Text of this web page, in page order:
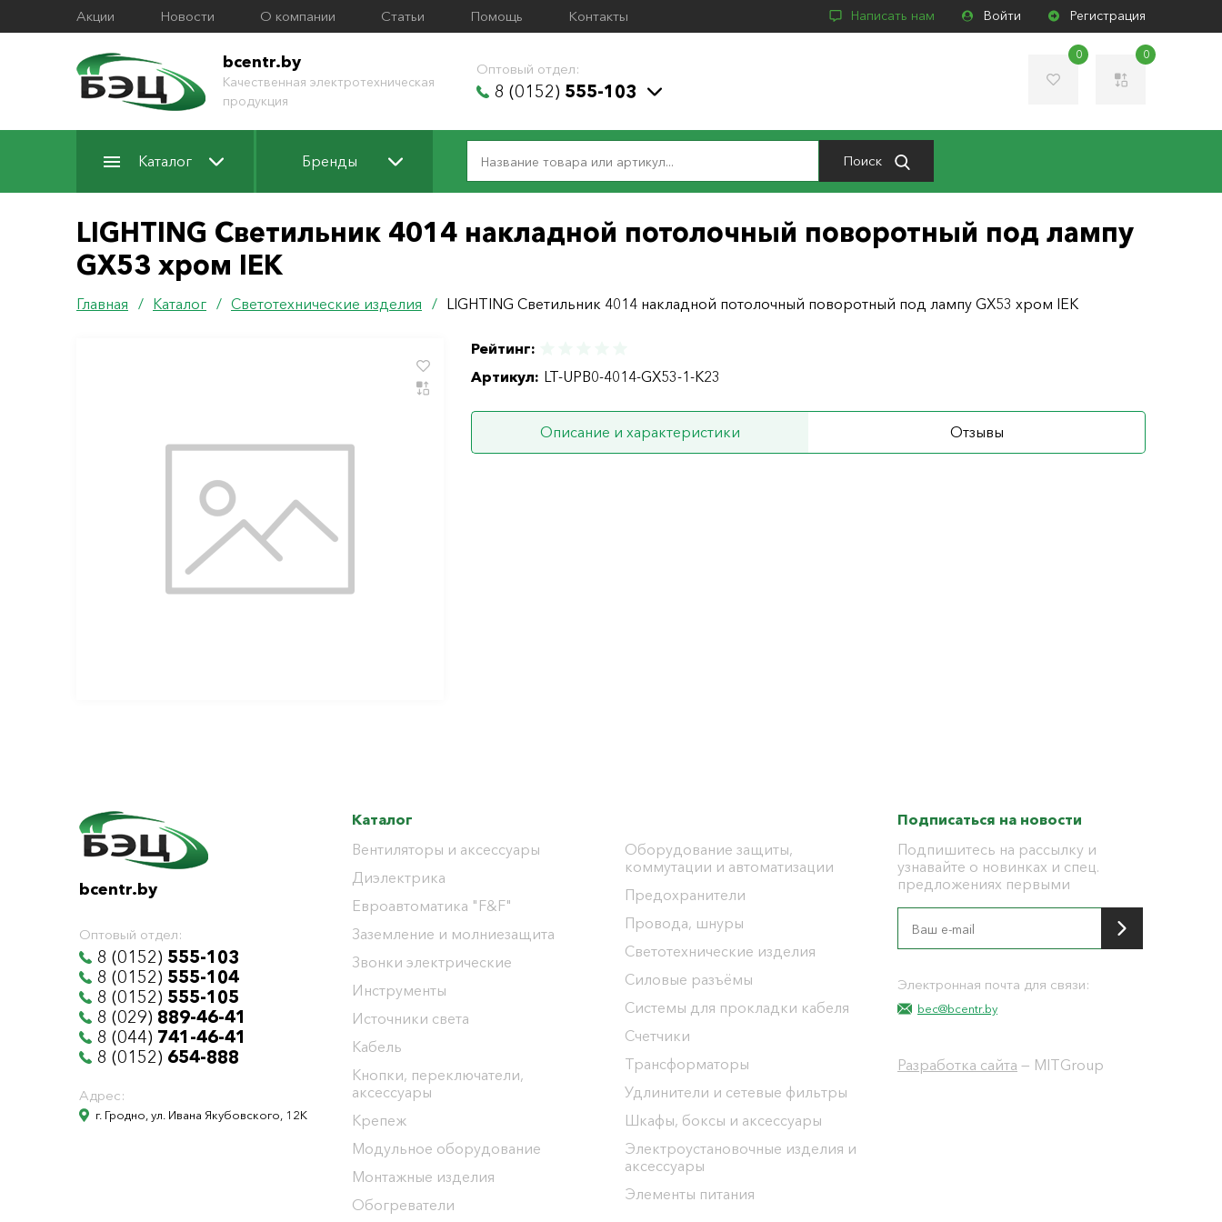
Акции Новости О компании Статьи Помощь Контакты Написать нам Войти Регистрация
bcentr.by
Качественная электротехническая
продукция
Оптовый отдел:
8 (0152) 555-103
0 0
Каталог Бренды Поиск
LIGHTING Светильник 4014 накладной потолочный поворотный под лампу
GX53 хром IEK
Главная / Каталог / Светотехнические изделия / LIGHTING Светильник 4014 накладной потолочный поворотный под лампу GX53 хром IEK
Рейтинг:
Артикул: LT-UPB0-4014-GX53-1-K23
Описание и характеристики Отзывы
bcentr.by
Оптовый отдел:
8 (0152) 555-103
8 (0152) 555-104
8 (0152) 555-105
8 (029) 889-46-41
8 (044) 741-46-41
8 (0152) 654-888
Адрес:
г. Гродно, ул. Ивана Якубовского, 12К
Каталог
Вентиляторы и аксессуары
Диэлектрика
Евроавтоматика "F&F"
Заземление и молниезащита
Звонки электрические
Инструменты
Источники света
Кабель
Кнопки, переключатели,
аксессуары
Крепеж
Модульное оборудование
Монтажные изделия
Обогреватели
Оборудование защиты,
коммутации и автоматизации
Предохранители
Провода, шнуры
Светотехнические изделия
Силовые разъёмы
Системы для прокладки кабеля
Счетчики
Трансформаторы
Удлинители и сетевые фильтры
Шкафы, боксы и аксессуары
Электроустановочные изделия и
аксессуары
Элементы питания
Подписаться на новости
Подпишитесь на рассылку и
узнавайте о новинках и спец.
предложениях первыми
Электронная почта для связи:
bec@bcentr.by
Разработка сайта — MITGroup